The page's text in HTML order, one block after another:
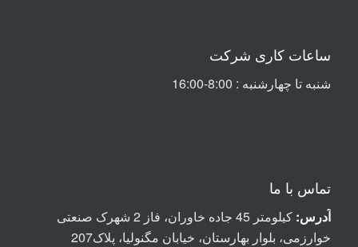
ساعات کاری شرکت
شنبه تا چهارشنبه : 8:00-16:00
تماس با ما
آدرس:
کیلومتر 45 جاده خاوران، فاز 2 شهرک صنعتی
خوارزمی، بلوار بهارستان، خیابان مگنولیا، پلاک207